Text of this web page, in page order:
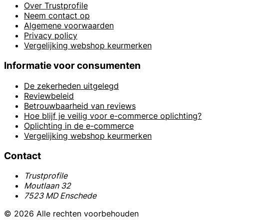
Over Trustprofile
Neem contact op
Algemene voorwaarden
Privacy policy
Vergelijking webshop keurmerken
Informatie voor consumenten
De zekerheden uitgelegd
Reviewbeleid
Betrouwbaarheid van reviews
Hoe blijf je veilig voor e-commerce oplichting?
Oplichting in de e-commerce
Vergelijking webshop keurmerken
Contact
Trustprofile
Moutlaan 32
7523 MD Enschede
© 2026 Alle rechten voorbehouden